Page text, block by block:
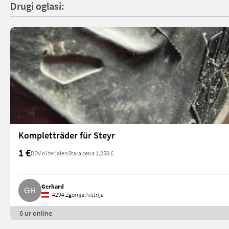
Drugi oglasi:
Kompletträder für Steyr
1 €DDV ni terjalenStara cena 1.250 €
Gerhard
4294 Zgornja Avstrija
6 ur online